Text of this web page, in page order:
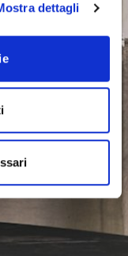
dettagli